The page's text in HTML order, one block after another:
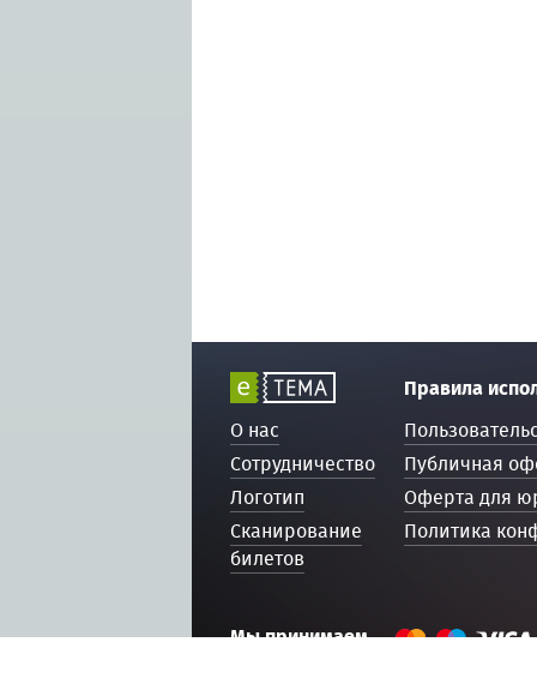
О нас
Сотрудничество
Логотип
Сканирование
билетов
Правила
Публичная
Оферта для
Политика
Мы принимаем